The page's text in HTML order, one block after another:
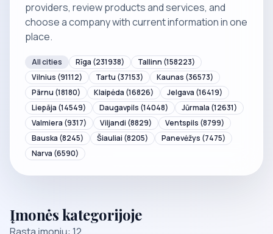
providers, review products and services, and
choose a company with current information in one
place.
All cities Rīga (231938) Tallinn (158223)
Vilnius (91112) Tartu (37153) Kaunas (36573)
Pärnu (18180) Klaipėda (16826) Jelgava (16419)
Liepāja (14549) Daugavpils (14048) Jūrmala (12631)
Valmiera (9317) Viljandi (8829) Ventspils (8799)
Bauska (8245) Šiauliai (8205) Panevėžys (7475)
Narva (6590)
Įmonės kategorijoje